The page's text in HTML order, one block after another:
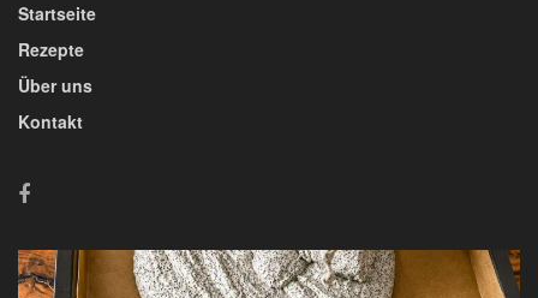
Startseite
Rezepte
Über uns
Kontakt